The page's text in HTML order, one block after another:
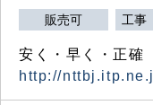
販売可 工事
安く・早く・正確
http://